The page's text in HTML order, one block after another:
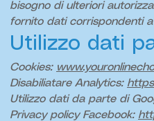
bisogno di ulteriori
fornito dati corrispondenti
Utilizzo dati
Cookies:
Disabiliatare Analytics:
Utilizzo dati da parte di
Privacy policy Facebook: